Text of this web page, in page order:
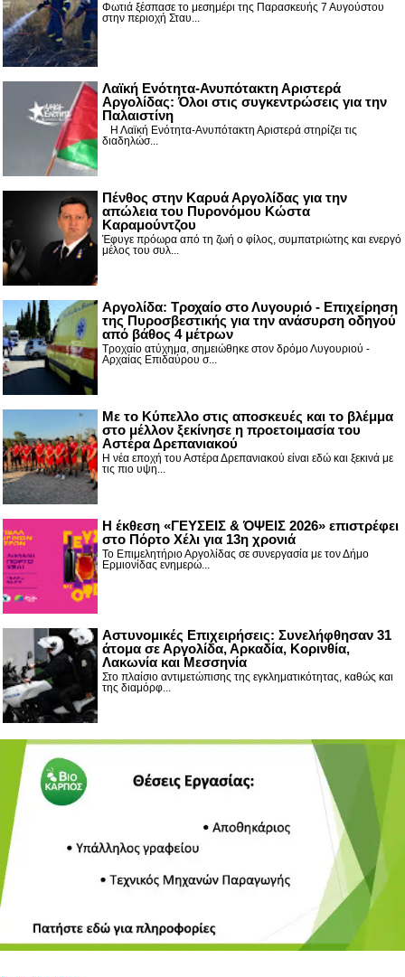
Φωτιά ξέσπασε το μεσημέρι της Παρασκευής 7 Αυγούστου
στην περιοχή Σταυ...
Λαϊκή Ενότητα-Ανυπότακτη Αριστερά
Αργολίδας: Όλοι στις συγκεντρώσεις για την
Παλαιστίνη
Η Λαϊκή Ενότητα-Ανυπότακτη Αριστερά στηρίζει τις
διαδηλώσ...
Πένθος στην Καρυά Αργολίδας για την
απώλεια του Πυρονόμου Κώστα
Καραμούντζου
Έφυγε πρόωρα από τη ζωή ο φίλος, συμπατριώτης και ενεργό
μέλος του συλ...
Αργολίδα: Τροχαίο στο Λυγουριό - Επιχείρηση
της Πυροσβεστικής για την ανάσυρση οδηγού
από βάθος 4 μέτρων
Τροχαίο ατύχημα, σημειώθηκε στον δρόμο Λυγουριού -
Αρχαίας Επιδαύρου σ...
Με το Κύπελλο στις αποσκευές και το βλέμμα
στο μέλλον ξεκίνησε η προετοιμασία του
Αστέρα Δρεπανιακού
Η νέα εποχή του Αστέρα Δρεπανιακού είναι εδώ και ξεκινά με
τις πιο υψη...
Η έκθεση «ΓΕΥΣΕΙΣ & ΌΨΕΙΣ 2026» επιστρέφει
στο Πόρτο Χέλι για 13η χρονιά
Το Επιμελητήριο Αργολίδας σε συνεργασία με τον Δήμο
Ερμιονίδας ενημερώ...
Αστυνομικές Επιχειρήσεις: Συνελήφθησαν 31
άτομα σε Αργολίδα, Αρκαδία, Κορινθία,
Λακωνία και Μεσσηνία
Στο πλαίσιο αντιμετώπισης της εγκληματικότητας, καθώς και
της διαμόρφ...